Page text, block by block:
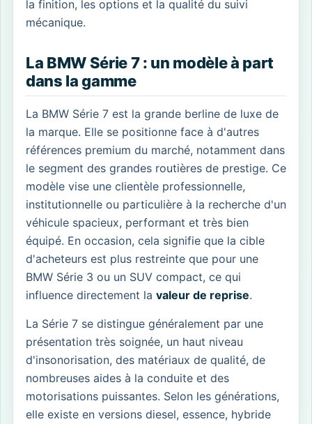
la finition, les options et la qualité du suivi
mécanique.
La BMW Série 7 : un modèle à part
dans la gamme
La BMW Série 7 est la grande berline de luxe de
la marque. Elle se positionne face à d'autres
références premium du marché, notamment dans
le segment des grandes routières de prestige. Ce
modèle vise une clientèle professionnelle,
institutionnelle ou particulière à la recherche d'un
véhicule spacieux, performant et très bien
équipé. En occasion, cela signifie que la cible
d'acheteurs est plus restreinte que pour une
BMW Série 3 ou un SUV compact, ce qui
influence directement la valeur de reprise.
La Série 7 se distingue généralement par une
présentation très soignée, un haut niveau
d'insonorisation, des matériaux de qualité, de
nombreuses aides à la conduite et des
motorisations puissantes. Selon les générations,
elle existe en versions diesel, essence, hybride